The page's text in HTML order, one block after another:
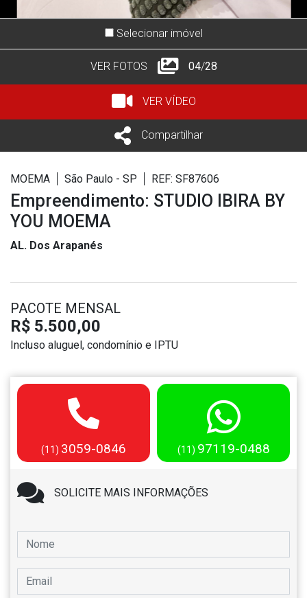
Selecionar imóvel
VER FOTOS 05/28
VER VÍDEO
Compartilhar
(11) 3059-0846 (11) 97119-0488
SOLICITE MAIS INFORMAÇÕES
MOEMA São Paulo - SP REF: SF87606
Empreendimento: STUDIO IBIRA BY
YOU MOEMA
AL. Dos Arapanés
PACOTE MENSAL
R$ 5.500,00
Incluso aluguel, condomínio e IPTU